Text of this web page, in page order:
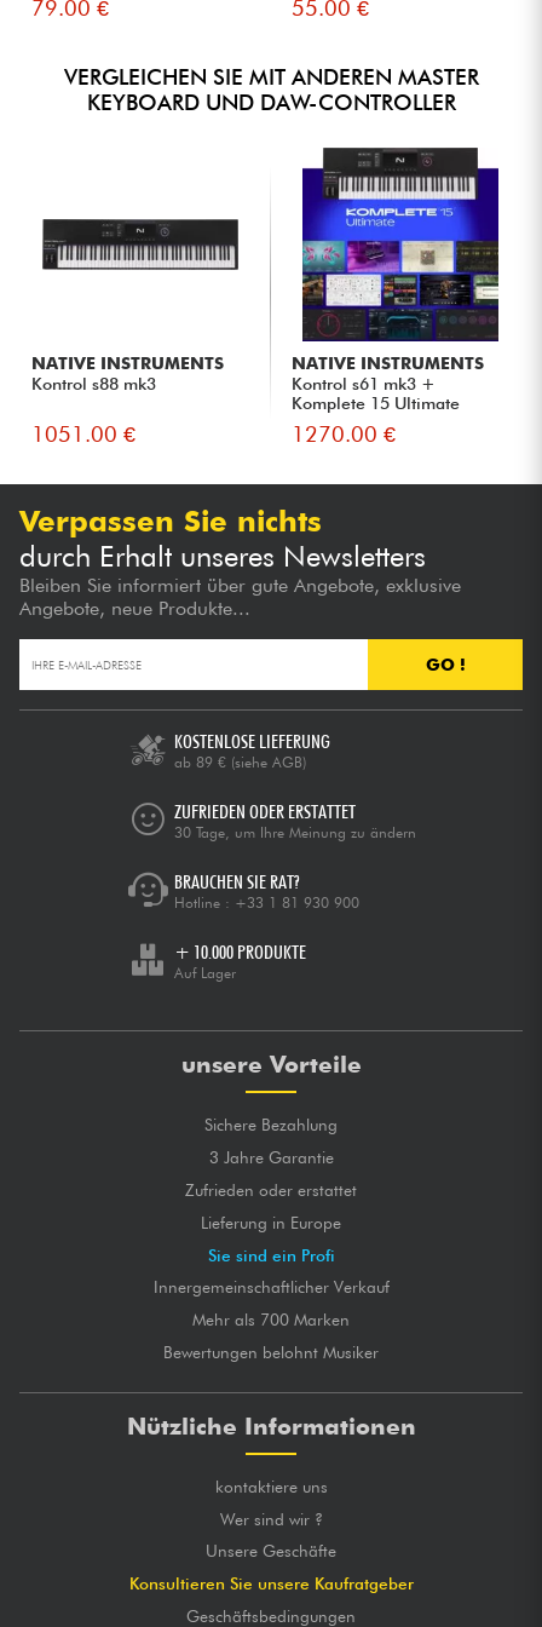
79.00 € 55.00 €
VERGLEICHEN SIE MIT ANDEREN MASTER
KEYBOARD UND DAW-CONTROLLER
NATIVE INSTRUMENTS
Kontrol s88 mk3
1051.00 €
NATIVE INSTRUMENTS
Kontrol s61 mk3 +
Komplete 15 Ultimate
Upgrade fo...
1270.00 €
Verpassen Sie nichts
durch Erhalt unseres Newsletters
Bleiben Sie informiert über gute Angebote, exklusive
Angebote, neue Produkte...
GO !
KOSTENLOSE LIEFERUNG
ab 89 € (siehe AGB)
ZUFRIEDEN ODER ERSTATTET
30 Tage, um Ihre Meinung zu ändern
BRAUCHEN SIE RAT?
Hotline : +33 1 81 930 900
+ 10.000 PRODUKTE
Auf Lager
unsere Vorteile
Sichere Bezahlung
3 Jahre Garantie
Zufrieden oder erstattet
Lieferung in Europe
Sie sind ein Profi
Innergemeinschaftlicher Verkauf
Mehr als 700 Marken
Bewertungen belohnt Musiker
Nützliche Informationen
kontaktiere uns
Wer sind wir ?
Unsere Geschäfte
Konsultieren Sie unsere Kaufratgeber
Geschäftsbedingungen